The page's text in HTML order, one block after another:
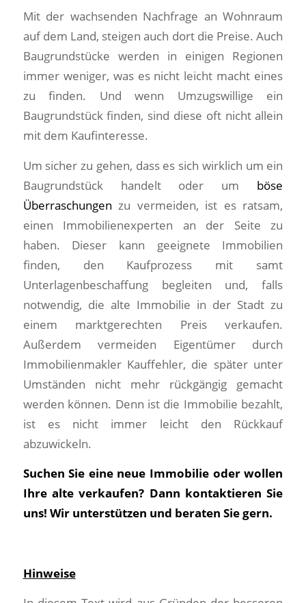
Mit der wachsenden Nachfrage an Wohnraum
auf dem Land, steigen auch dort die Preise. Auch
Baugrundstücke werden in einigen Regionen
immer weniger, was es nicht leicht macht eines
zu finden. Und wenn Umzugswillige ein
Baugrundstück finden, sind diese oft nicht allein
mit dem Kaufinteresse.
Um sicher zu gehen, dass es sich wirklich um ein
Baugrundstück handelt oder um böse
Überraschungen zu vermeiden, ist es ratsam,
einen Immobilienexperten an der Seite zu
haben. Dieser kann geeignete Immobilien
finden, den Kaufprozess mit samt
Unterlagenbeschaffung begleiten und, falls
notwendig, die alte Immobilie in der Stadt zu
einem marktgerechten Preis verkaufen.
Außerdem vermeiden Eigentümer durch
Immobilienmakler Kauffehler, die später unter
Umständen nicht mehr rückgängig gemacht
werden können. Denn ist die Immobilie bezahlt,
ist es nicht immer leicht den Rückkauf
abzuwickeln.
Suchen Sie eine neue Immobilie oder wollen
Ihre alte verkaufen? Dann kontaktieren Sie
uns! Wir unterstützen und beraten Sie gern.
Hinweise